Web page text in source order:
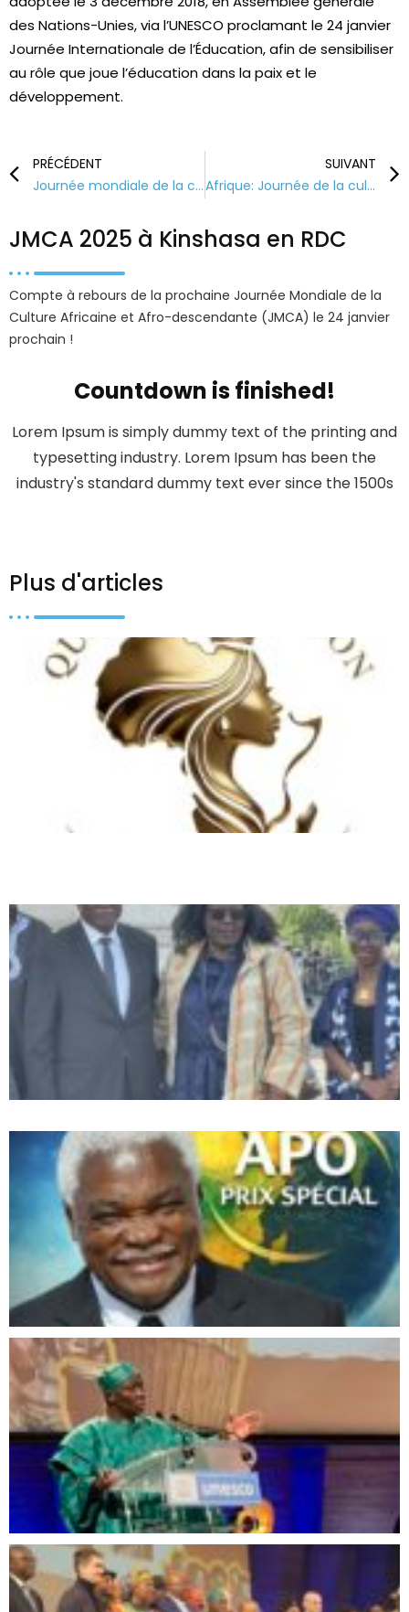
des Nations-Unies, via l’UNESCO proclamant le 24 janvier
Journée Internationale de l’Éducation, afin de sensibiliser
au rôle que joue l’éducation dans la paix et le
développement.
PRÉCÉDENT
Journée mondiale de la culture africaine et afro-descendante: Adiaké accueille la 5e édition qui s’annonce palpitante
SUIVANT
Afrique: Journée de la culture africaine et afro-descendante – Les deux Congo célèbrent ensemble la 5e édition
JMCA 2025 à Kinshasa en RDC
Compte à rebours de la prochaine Journée Mondiale de la
Culture Africaine et Afro-descendante (JMCA) le 24 janvier
prochain !
Countdown is finished!
Lorem Ipsum is simply dummy text of the printing and
typesetting industry. Lorem Ipsum has been the
industry's standard dummy text ever since the 1500s
Plus d'articles